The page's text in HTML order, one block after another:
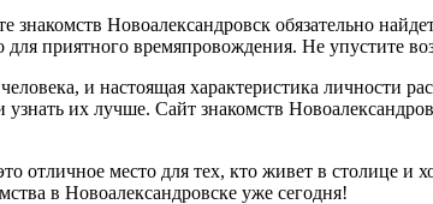
знакомств Новоалександровск обязательно
приятного времяпровождения. Не упустите
и настоящая характеристика личности
их лучше. Сайт знакомств
отличное место для тех, кто живет в столице
в Новоалександровске уже сегодня!